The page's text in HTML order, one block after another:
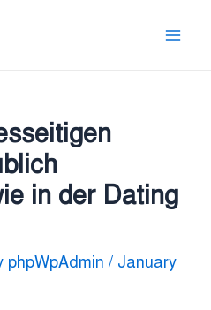
in der Dating
phpWpAdmin / January